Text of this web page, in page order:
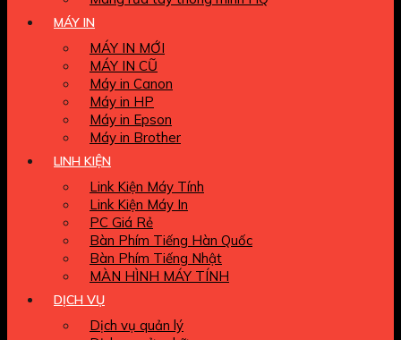
MÁY IN
MÁY IN MỚI
MÁY IN CŨ
Máy in Canon
Máy in HP
Máy in Epson
Máy in Brother
LINH KIỆN
Link Kiện Máy Tính
Link Kiện Máy In
PC Giá Rẻ
Bàn Phím Tiếng Hàn Quốc
Bàn Phím Tiếng Nhật
MÀN HÌNH MÁY TÍNH
DỊCH VỤ
Dịch vụ quản lý